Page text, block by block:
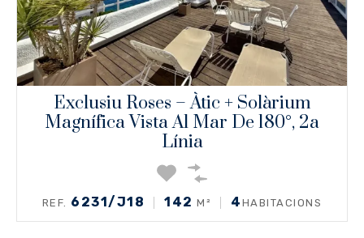
Exclusiu Roses – Àtic + Solàrium
Magnífica Vista Al Mar De 180°, 2a
Línia
REF. 6231/J18 142 M² 4 HABITACIONS